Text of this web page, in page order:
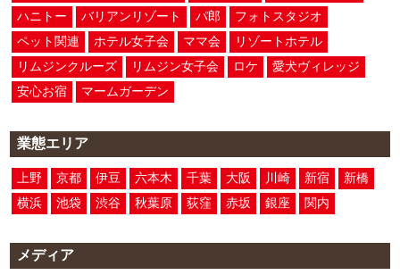
ハニトー
バリアンリゾート パ郎
フォトスタジオ
ペット関連
ホテル女子会 ママ会
リゾートホテル
リムジンクルーズ
リムジン女子会 ロケ
愛犬ヴィレッジ
安心お宿
マームガーデン
業態エリア
上野 京都 伊豆 六本木 千葉 大阪 川崎 新宿
新橋
横浜
池袋 渋谷 秋葉原 荻窪 赤坂 銀座 関内
メディア